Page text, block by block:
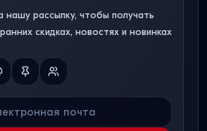
нашу рассылку, чтобы получать
скидках, новостях и новинках